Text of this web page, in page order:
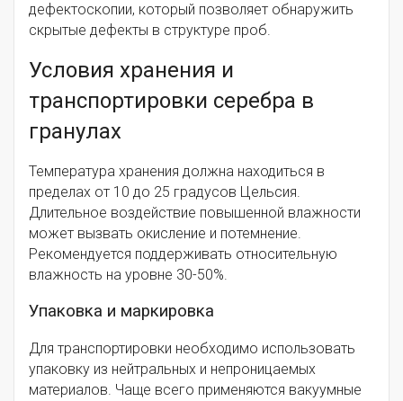
дефектоскопии, который позволяет обнаружить
скрытые дефекты в структуре проб.
Условия хранения и
транспортировки серебра в
гранулах
Температура хранения должна находиться в
пределах от 10 до 25 градусов Цельсия.
Длительное воздействие повышенной влажности
может вызвать окисление и потемнение.
Рекомендуется поддерживать относительную
влажность на уровне 30-50%.
Упаковка и маркировка
Для транспортировки необходимо использовать
упаковку из нейтральных и непроницаемых
материалов. Чаще всего применяются вакуумные